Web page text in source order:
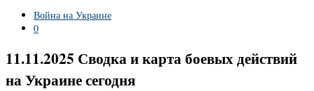
Война на Украине
0
11.11.2025 Сводка и карта боевых действий
на Украине сегодня